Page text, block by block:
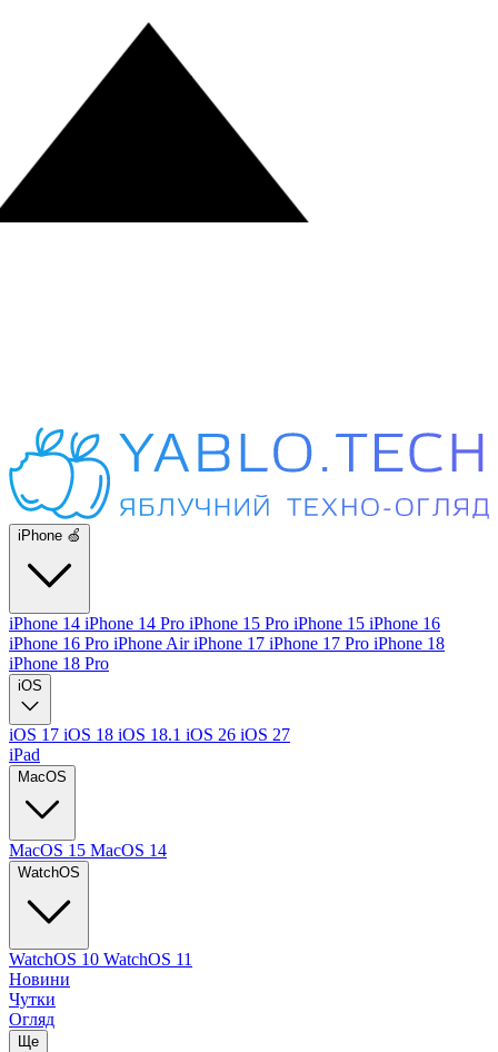
iPhone 🍏
iPhone 14 iPhone 14 Pro iPhone 15 Pro iPhone 15 iPhone 16
iPhone 16 Pro iPhone AiriPhone 17 iPhone 17 Pro iPhone 18
iPhone 18 Pro
iOS
iOS 17 iOS 18 iOS 18.1 iOS 26 iOS 27
iPad
MacOS
MacOS 15 MacOS 14
WatchOS
WatchOS 10 WatchOS 11
Новини
Чутки
Огляд
Ще